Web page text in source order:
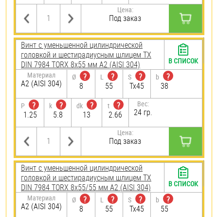
Цена:
Под заказ
Винт с уменьшенной цилиндрической
головкой и шестирадиусным шлицем TX
DIN 7984 TORX 8х55 мм А2 (AISI 304)
Материал
А2 (AISI 304)
Ø
?
8
L
?
55
S
?
Tx45
b
?
38
P
?
1.25
k
?
5.8
dk
?
13
t
?
2.66
Вес:
24 гр.
Цена:
Под заказ
В СПИСОК
Винт с уменьшенной цилиндрической
головкой и шестирадиусным шлицем TX
DIN 7984 TORX 8х55/55 мм А2 (AISI 304)
Материал
А2 (AISI 304)
Ø
?
8
L
?
55
S
?
Tx45
b
?
55
В СПИСОК